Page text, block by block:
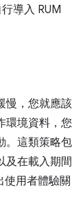
導入 RUM
慢，您就應該
環境資料，您
。這類策略包
及在載入期間
使用者體驗關